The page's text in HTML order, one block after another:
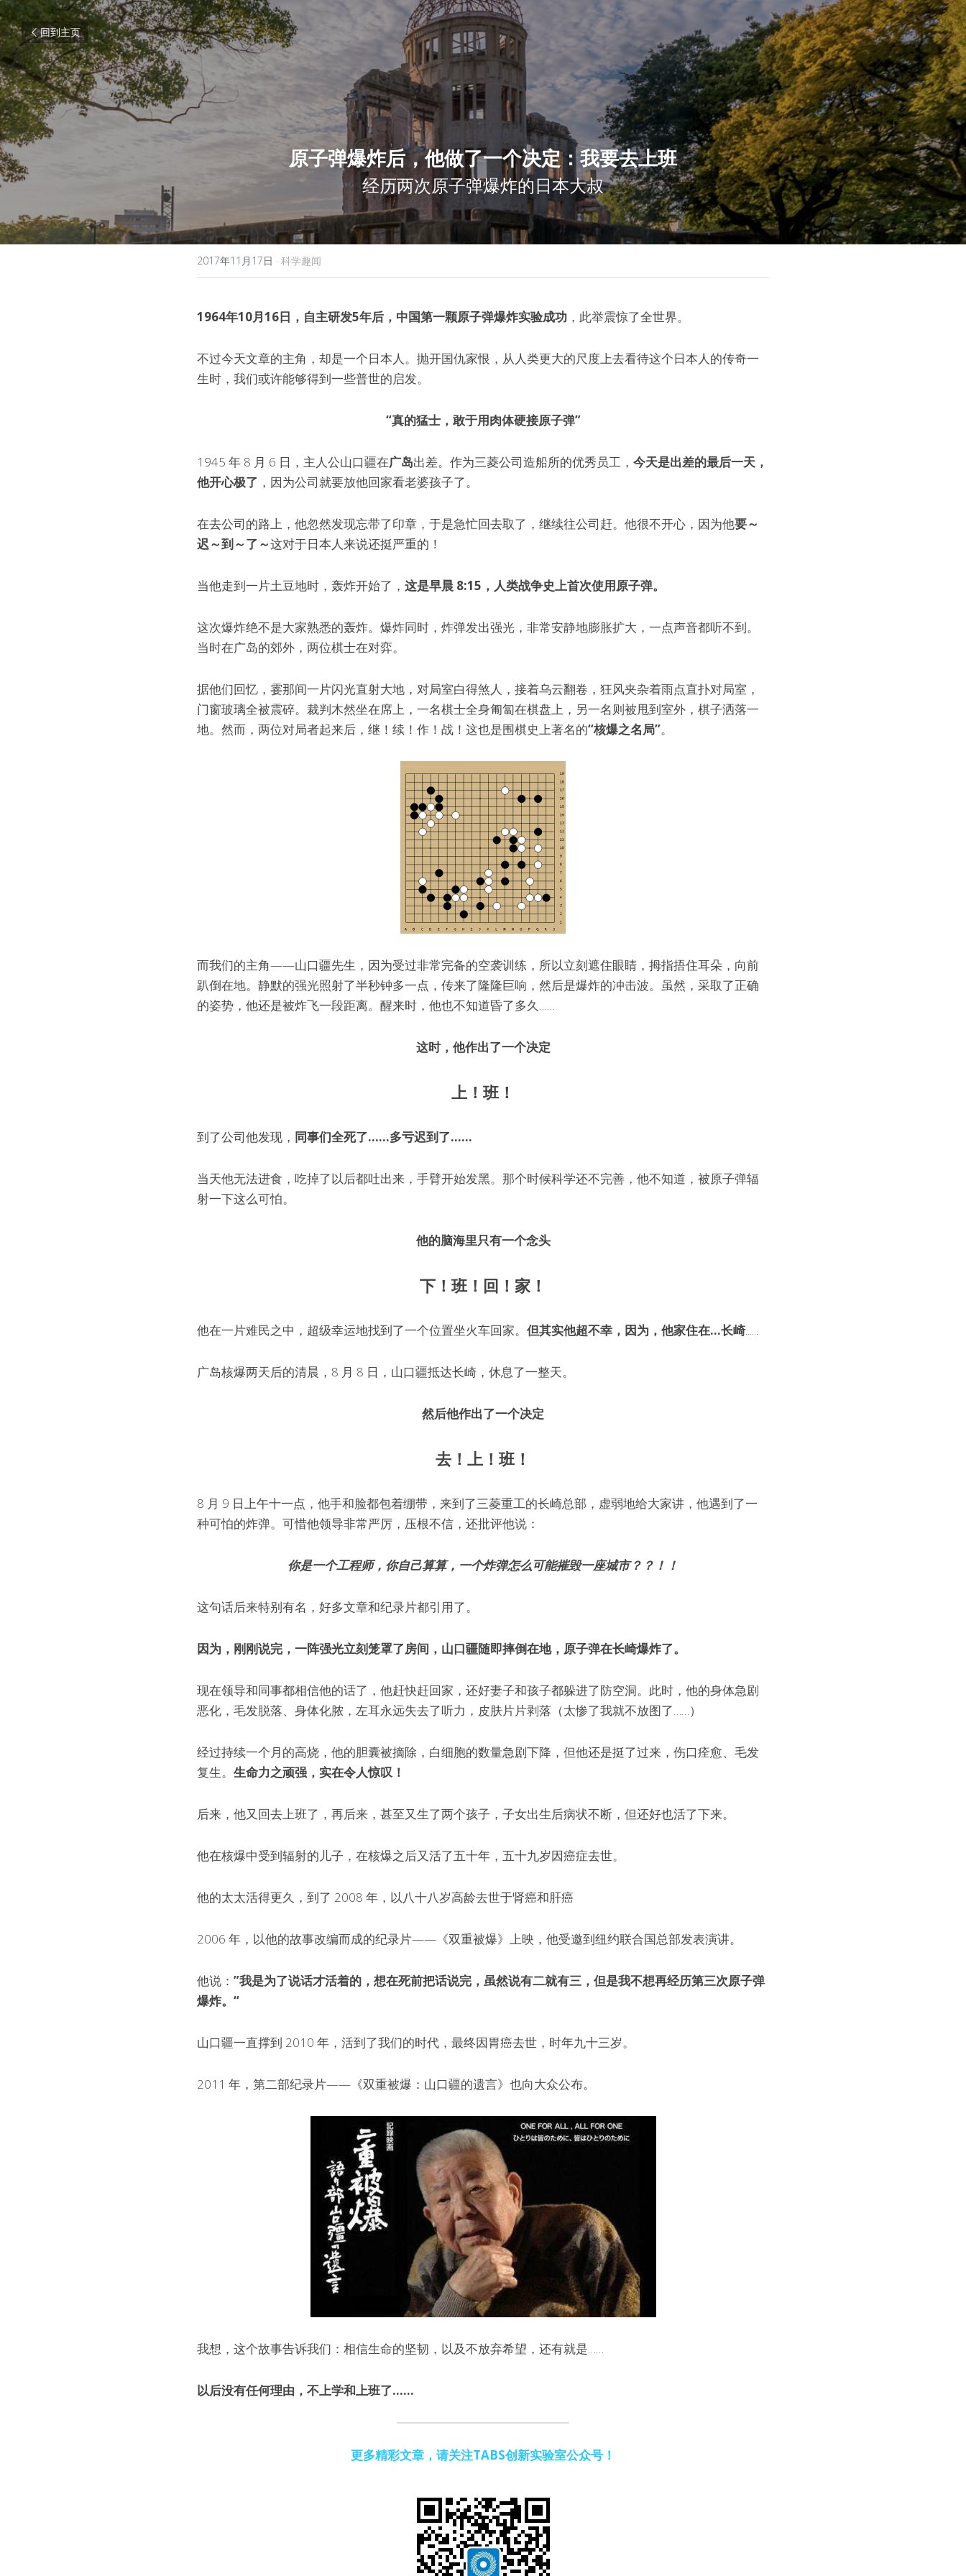
回到主页
原子弹爆炸后，他做了一个决定：我要去上班
经历两次原子弹爆炸的日本大叔
2017年11月17日 · 科学趣闻
1964年10月16日，自主研发5年后，中国第一颗原子弹爆炸实验成功 ，此举震惊了全世界。
不过今天文章的主角，却是一个日本人。抛开国仇家恨，从人类更大的尺度上去看待这个日本人的传奇一
生时，我们或许能够得到一些普世的启发。
“真的猛士，敢于用肉体硬接原子弹”
1945 年 8 月 6 日，主人公山口疆在广岛出差。作为三菱公司造船所的优秀员工， 今天是出差的最后一天，
他开心极了 ，因为公司就要放他回家看老婆孩子了。
在去公司的路上，他忽然发现忘带了印章，于是急忙回去取了，继续往公司赶。他很不开心，因为他要～
迟～到～了～这对于日本人来说还挺严重的！
当他走到一片土豆地时，轰炸开始了， 这是早晨 8:15，人类战争史上首次使用原子弹。
这次爆炸绝不是大家熟悉的轰炸。爆炸同时，炸弹发出强光，非常安静地膨胀扩大，一点声音都听不到。
当时在广岛的郊外，两位棋士在对弈。
据他们回忆，霎那间一片闪光直射大地，对局室白得煞人，接着乌云翻卷，狂风夹杂着雨点直扑对局室，
门窗玻璃全被震碎。裁判木然坐在席上，一名棋士全身匍匐在棋盘上，另一名则被甩到室外，棋子洒落一
地。然而，两位对局者起来后，继！续！作！战！这也是围棋史上著名的“核爆之名局”。
而我们的主角——山口疆先生，因为受过非常完备的空袭训练，所以立刻遮住眼睛，拇指捂住耳朵，向前
趴倒在地。静默的强光照射了半秒钟多一点，传来了隆隆巨响，然后是爆炸的冲击波。虽然，采取了正确
的姿势，他还是被炸飞一段距离。醒来时，他也不知道昏了多久……
这时，他作出了一个决定
上！班！
到了公司他发现， 同事们全死了……多亏迟到了……
当天他无法进食，吃掉了以后都吐出来，手臂开始发黑。那个时候科学还不完善，他不知道，被原子弹辐
射一下这么可怕。
他的脑海里只有一个念头
下！班！回！家！
他在一片难民之中，超级幸运地找到了一个位置坐火车回家。 但其实他超不幸，因为，他家住在…长崎......
广岛核爆两天后的清晨，8 月 8 日，山口疆抵达长崎，休息了一整天。
然后他作出了一个决定
去！上！班！
8 月 9 日上午十一点，他手和脸都包着绷带，来到了三菱重工的长崎总部，虚弱地给大家讲，他遇到了一
种可怕的炸弹。可惜他领导非常严厉，压根不信，还批评他说：
你是一个工程师，你自己算算，一个炸弹怎么可能摧毁一座城市？？！！
这句话后来特别有名，好多文章和纪录片都引用了。
因为，刚刚说完，一阵强光立刻笼罩了房间，山口疆随即摔倒在地，原子弹在长崎爆炸了。
现在领导和同事都相信他的话了，他赶快赶回家，还好妻子和孩子都躲进了防空洞。此时，他的身体急剧
恶化，毛发脱落、身体化脓，左耳永远失去了听力，皮肤片片剥落（太惨了我就不放图了……）
经过持续一个月的高烧，他的胆囊被摘除，白细胞的数量急剧下降，但他还是挺了过来，伤口痊愈、毛发
复生。 生命力之顽强，实在令人惊叹！
后来，他又回去上班了，再后来，甚至又生了两个孩子，子女出生后病状不断，但还好也活了下来。
他在核爆中受到辐射的儿子，在核爆之后又活了五十年，五十九岁因癌症去世。
他的太太活得更久，到了 2008 年，以八十八岁高龄去世于肾癌和肝癌
2006 年，以他的故事改编而成的纪录片——《双重被爆》上映，他受邀到纽约联合国总部发表演讲。
他说： ”我是为了说话才活着的，想在死前把话说完，虽然说有二就有三，但是我不想再经历第三次原子弹
爆炸。“
山口疆一直撑到 2010 年，活到了我们的时代，最终因胃癌去世，时年九十三岁。
2011 年，第二部纪录片——《双重被爆：山口疆的遗言》也向大众公布。
我想，这个故事告诉我们：相信生命的坚韧，以及不放弃希望，还有就是……
以后没有任何理由，不上学和上班了……
更多精彩文章，请关注TABS创新实验室公众号！